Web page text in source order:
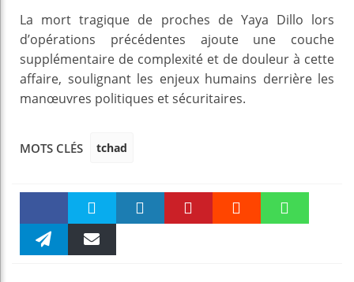
La mort tragique de proches de Yaya Dillo lors
d’opérations précédentes ajoute une couche
supplémentaire de complexité et de douleur à cette
affaire, soulignant les enjeux humains derrière les
manœuvres politiques et sécuritaires.
MOTS CLÉS tchad
Faceboo Twitter